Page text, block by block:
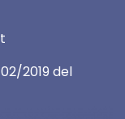
2019 del